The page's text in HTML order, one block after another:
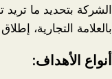
الشركة بتحديد ما
بالعلامة التجارية،
أنواع الأهداف: